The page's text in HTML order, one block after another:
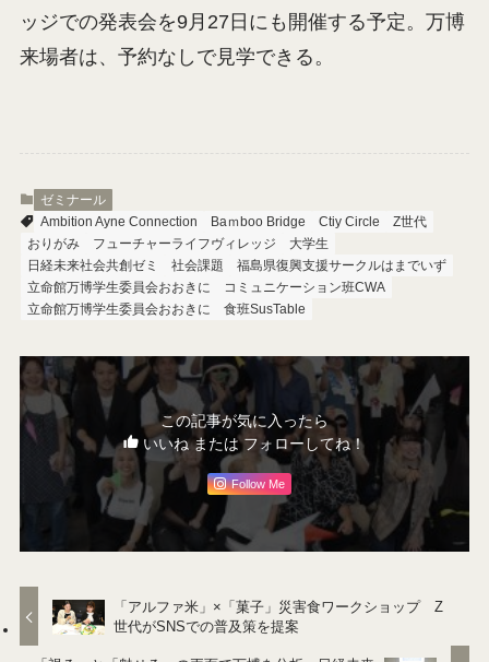
ッジでの発表会を9月27日にも開催する予定。万博
来場者は、予約なしで見学できる。
ゼミナール
Ambition Ayne Connection
Baｍboo Bridge Ctiy Circle
Z世代
おりがみ
フューチャーライフヴィレッジ
大学生
日経未来社会共創ゼミ
社会課題
福島県復興支援サークルはまでいず
立命館万博学生委員会おおきに コミュニケーション班CWA
立命館万博学生委員会おおきに 食班SusTable
この記事が気に入ったら
いいね または フォローしてね！
Follow Me
「アルファ米」×「菓子」災害食ワークショップ Z
世代がSNSでの普及策を提案